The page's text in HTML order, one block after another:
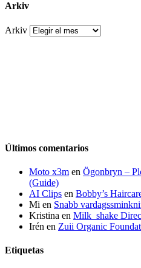
Arkiv
Arkiv
Últimos comentarios
Moto x3m en Ögonbryn –
(Guide)
AI Clips en Bobby’s
Mi en Snabb
Kristina en Milk_shake
Irén en Zuii Organic
Etiquetas